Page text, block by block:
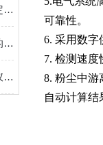
粉尘中游离二氧化硅分析仪需要定期进行校准
详解粉尘中游离二氧化硅分析仪的操作指南
在使用粉尘中游离二氧化硅分析仪时，需要注意以下几点
可靠性。
6. 采用数字
7. 检测速
8. 粉尘中
自动计算结